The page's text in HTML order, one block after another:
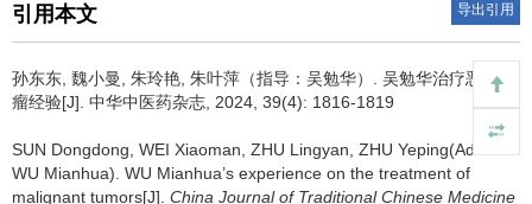
引用本文 导出引用
孙东东, 魏小曼, 朱玲艳, 朱叶萍（指导：吴勉华）. 吴勉华治疗恶性肿
瘤经验[J]. 中华中医药杂志, 2024, 39(4): 1816-1819
SUN Dongdong, WEI Xiaoman, ZHU Lingyan, ZHU Yeping(Advisor:
WU Mianhua). WU Mianhua’s experience on the treatment of
malignant tumors[J]. China Journal of Traditional Chinese Medicine